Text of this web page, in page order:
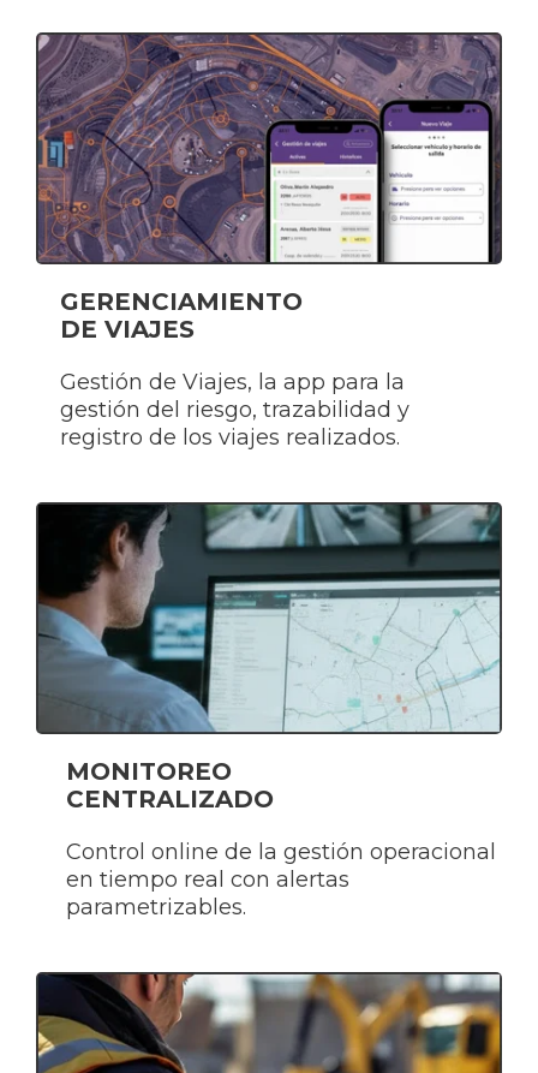
GERENCIAMIENTO
DE VIAJES
Gestión de Viajes, la app para la
gestión del riesgo, trazabilidad y
registro de los viajes realizados.
MONITOREO
CENTRALIZADO
Control online de la gestión operacional
en tiempo real con alertas
parametrizables.